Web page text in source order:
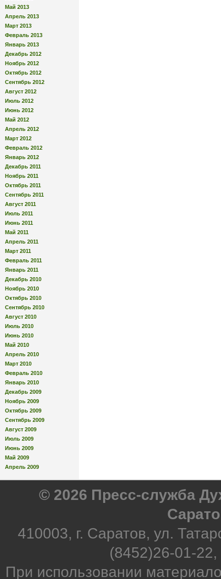
Май 2013
Апрель 2013
Март 2013
Февраль 2013
Январь 2013
Декабрь 2012
Ноябрь 2012
Октябрь 2012
Сентябрь 2012
Август 2012
Июль 2012
Июнь 2012
Май 2012
Апрель 2012
Март 2012
Февраль 2012
Январь 2012
Декабрь 2011
Ноябрь 2011
Октябрь 2011
Сентябрь 2011
Август 2011
Июль 2011
Июнь 2011
Май 2011
Апрель 2011
Март 2011
Февраль 2011
Январь 2011
Декабрь 2010
Ноябрь 2010
Октябрь 2010
Сентябрь 2010
Август 2010
Июль 2010
Июнь 2010
Май 2010
Апрель 2010
Март 2010
Февраль 2010
Январь 2010
Декабрь 2009
Ноябрь 2009
Октябрь 2009
Сентябрь 2009
Август 2009
Июль 2009
Июнь 2009
Май 2009
Апрель 2009
© 2026 Пресс-служба
410003, г. Саратов, ул.
(8452)26-01-
При использовании